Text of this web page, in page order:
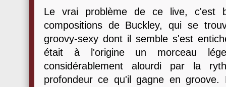
Le vrai problème de ce live, c'est
compositions de Buckley, qui se
groovy-sexy dont il semble s'est
était à l'origine un morceau
considérablement alourdi par la
profondeur ce qu'il gagne en